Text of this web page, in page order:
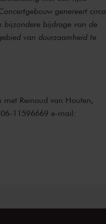
genereert circa
bijzondere bijdrage van de
van duurzaamheid te
Reinoud van Houten,
11596669 e-mail: